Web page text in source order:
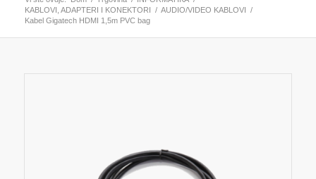
KABLOVI, ADAPTERI I KONEKTORI / AUDIO/VIDEO KABLOVI /
Kabel Gigatech HDMI 1,5m PVC bag